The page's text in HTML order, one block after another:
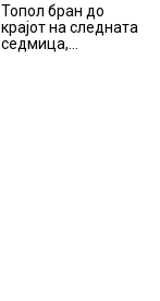
Топол бран до
крајот на следната
седмица,